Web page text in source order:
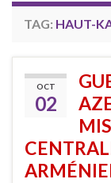
TAG: HAUT-
OCT
02